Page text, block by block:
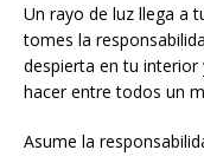
Un rayo de luz llega a
tomes la
despierta en tu interior
hacer entre todos un
Asume la